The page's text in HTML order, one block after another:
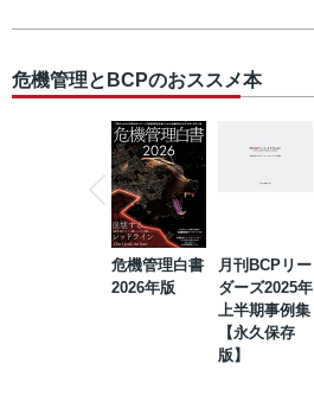
危機管理とBCPのおススメ本
危機管理白書
2026年版
月刊BCPリー
ダーズ2025年
上半期事例集
【永久保存
版】